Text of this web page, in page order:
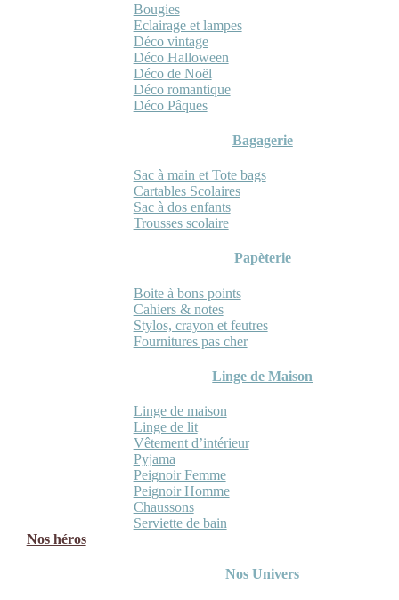
Bougies
Eclairage et lampes
Déco vintage
Déco Halloween
Déco de Noël
Déco romantique
Déco Pâques
Bagagerie
Sac à main et Tote bags
Cartables Scolaires
Sac à dos enfants
Trousses scolaire
Papèterie
Boite à bons points
Cahiers & notes
Stylos, crayon et feutres
Fournitures pas cher
Linge de Maison
Linge de maison
Linge de lit
Vêtement d’intérieur
Pyjama
Peignoir Femme
Peignoir Homme
Chaussons
Serviette de bain
Nos héros
Nos Univers